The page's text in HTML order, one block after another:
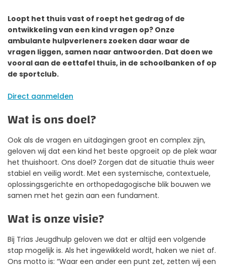
Loopt het thuis vast of roept het gedrag of de
ontwikkeling van een kind vragen op? Onze
ambulante hulpverleners zoeken daar waar de
vragen liggen, samen naar antwoorden. Dat doen we
vooral aan de eettafel thuis, in de schoolbanken of op
de sportclub.
Direct aanmelden
Wat is ons doel?
Ook als de vragen en uitdagingen groot en complex zijn,
geloven wij dat een kind het beste opgroeit op de plek waar
het thuishoort. Ons doel? Zorgen dat de situatie thuis weer
stabiel en veilig wordt. Met een systemische, contextuele,
oplossingsgerichte en orthopedagogische blik bouwen we
samen met het gezin aan een fundament.
Wat is onze visie?
Bij Trias Jeugdhulp geloven we dat er altijd een volgende
stap mogelijk is. Als het ingewikkeld wordt, haken we niet af.
Ons motto is: “Waar een ander een punt zet, zetten wij een